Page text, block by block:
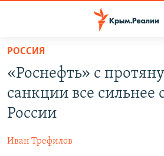
Вернуться
основному
содержанию
Вернутся
главной
навигации
СПЕЦПРОЕКТЫ
11 ЛЕТ ОККУПАЦИИ КРЫМА. 11 ИСТОРИЙ
ВОДА
ЕЩЕ
РОССИЯ
«Роснефть» с
санкции все
России
Иван Трефилов